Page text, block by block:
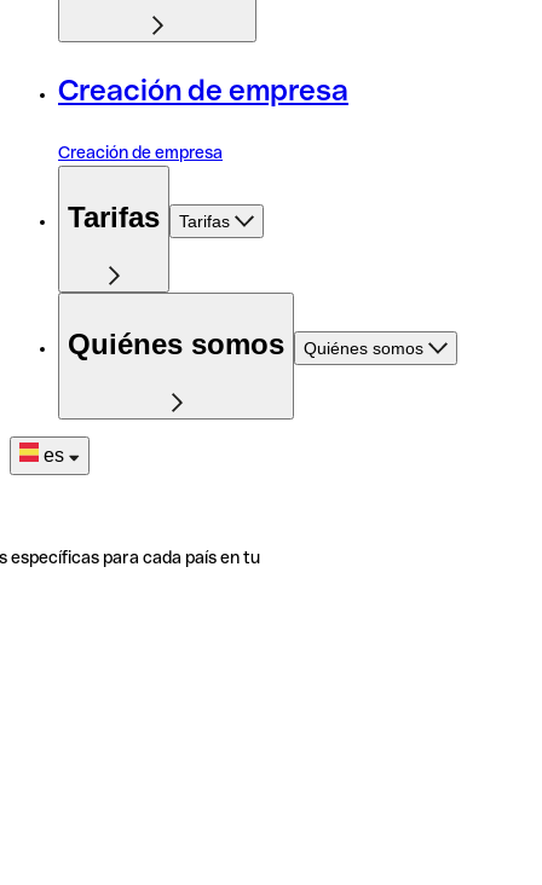
Creación de empresa
Creación de empresa
Tarifas Tarifas
Quiénes somos Quiénes somos
es
específicas para cada país en tu